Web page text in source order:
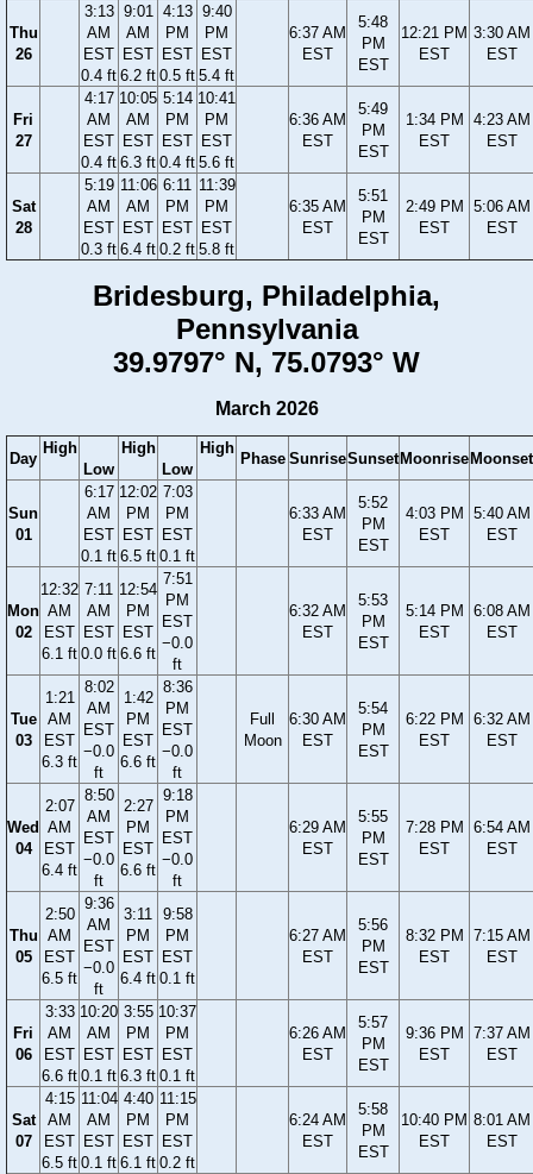
Thu
26
3:13
AM
EST
0.4 ft
9:01
AM
EST
6.2 ft
4:13
PM
EST
0.5 ft
9:40
PM
EST
5.4 ft
6:37 AM
EST
5:48
PM
EST
12:21 PM
EST
3:30 AM
EST
Fri
27
4:17
AM
EST
0.4 ft
10:05
AM
EST
6.3 ft
5:14
PM
EST
0.4 ft
10:41
PM
EST
5.6 ft
6:36 AM
EST
5:49
PM
EST
1:34 PM
EST
4:23 AM
EST
Sat
28
5:19
AM
EST
0.3 ft
11:06
AM
EST
6.4 ft
6:11
PM
EST
0.2 ft
11:39
PM
EST
5.8 ft
6:35 AM
EST
5:51
PM
EST
2:49 PM
EST
5:06 AM
EST
Bridesburg, Philadelphia,
Pennsylvania
39.9797° N, 75.0793° W
March 2026
Day
High
Low
High
Low
High
Phase SunriseSunset Moonrise Moonset
Sun
01
6:17
AM
EST
0.1 ft
12:02
PM
EST
6.5 ft
7:03
PM
EST
0.1 ft
6:33 AM
EST
5:52
PM
EST
4:03 PM
EST
5:40 AM
EST
Mon
02
12:32
AM
EST
6.1 ft
7:11
AM
EST
0.0 ft
12:54
PM
EST
6.6 ft
7:51
PM
EST
−0.0
ft
6:32 AM
EST
5:53
PM
EST
5:14 PM
EST
6:08 AM
EST
Tue
03
1:21
AM
EST
6.3 ft
8:02
AM
EST
−0.0
ft
1:42
PM
EST
6.6 ft
8:36
PM
EST
−0.0
ft
Full
Moon
6:30 AM
EST
5:54
PM
EST
6:22 PM
EST
6:32 AM
EST
Wed
04
2:07
AM
EST
6.4 ft
8:50
AM
EST
−0.0
ft
2:27
PM
EST
6.6 ft
9:18
PM
EST
−0.0
ft
6:29 AM
EST
5:55
PM
EST
7:28 PM
EST
6:54 AM
EST
Thu
05
2:50
AM
EST
6.5 ft
9:36
AM
EST
−0.0
ft
3:11
PM
EST
6.4 ft
9:58
PM
EST
0.1 ft
6:27 AM
EST
5:56
PM
EST
8:32 PM
EST
7:15 AM
EST
Fri
06
3:33
AM
EST
6.6 ft
10:20
AM
EST
0.1 ft
3:55
PM
EST
6.3 ft
10:37
PM
EST
0.1 ft
6:26 AM
EST
5:57
PM
EST
9:36 PM
EST
7:37 AM
EST
Sat
07
4:15
AM
EST
6.5 ft
11:04
AM
EST
0.1 ft
4:40
PM
EST
6.1 ft
11:15
PM
EST
0.2 ft
6:24 AM
EST
5:58
PM
EST
10:40 PM
EST
8:01 AM
EST